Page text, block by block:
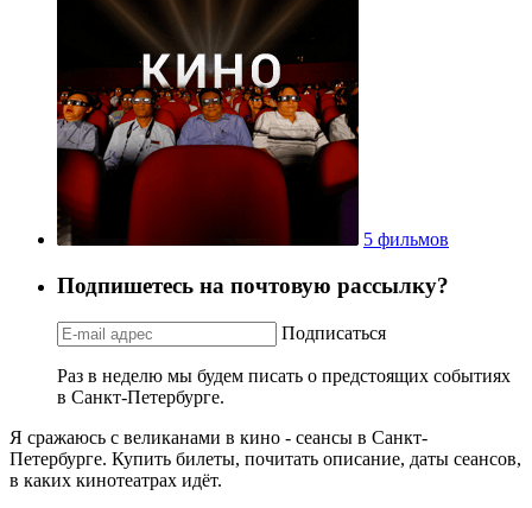
5 фильмов
Подпишетесь на почтовую рассылку?
Подписаться
Раз в неделю мы будем писать о предстоящих событиях
в Санкт-Петербурге.
Я сражаюсь с великанами в кино - сеансы в Санкт-
Петербурге. Купить билеты, почитать описание, даты сеансов,
в каких кинотеатрах идёт.